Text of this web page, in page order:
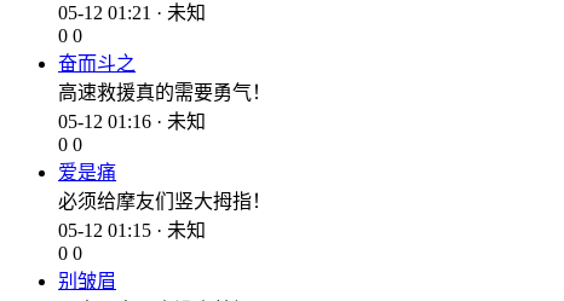
05-12 01:21 · 未知
0 0
奋而斗之
高速救援真的需要勇气！
05-12 01:16 · 未知
0 0
爱是痛
必须给摩友们竖大拇指！
05-12 01:15 · 未知
0 0
别皱眉